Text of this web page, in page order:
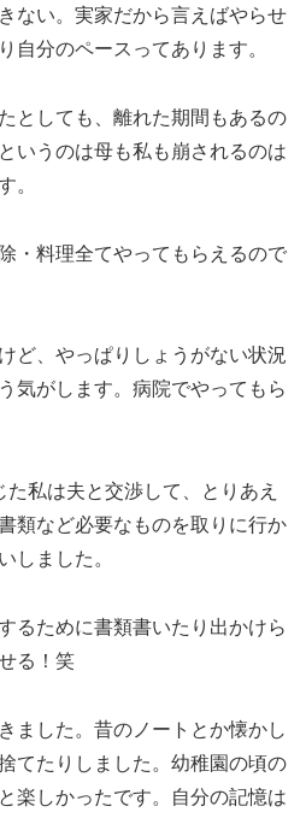
ない。実家だから言えばやらせ
自分のペースってあります。
としても、離れた期間もあるの
いうのは母も私も崩されるのは
。
・料理全てやってもらえるので
ど、やっぱりしょうがない状況
気がします。病院でやってもら
私は夫と交渉して、とりあえ
類など必要なものを取りに行か
しました。
るために書類書いたり出かけら
る！笑
ました。昔のノートとか懐かし
てたりしました。幼稚園の頃の
楽しかったです。自分の記憶は